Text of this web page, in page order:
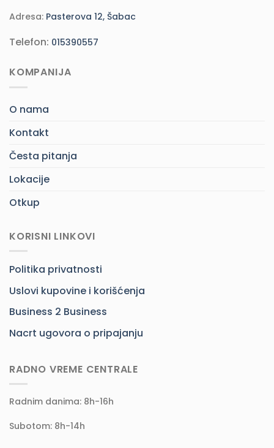
Adresa: Pasterova 12, Šabac
Telefon: 015390557
KOMPANIJA
O nama
Kontakt
Česta pitanja
Lokacije
Otkup
KORISNI LINKOVI
Politika privatnosti
Uslovi kupovine i korišćenja
Business 2 Business
Nacrt ugovora o pripajanju
RADNO VREME CENTRALE
Radnim danima: 8h-16h
Subotom: 8h-14h